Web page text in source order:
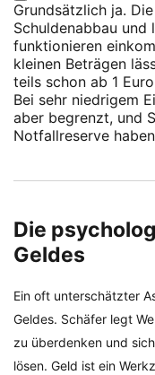
Grundsätzlich ja.
Schuldenabbau
funktionieren
kleinen Beträgen
teils schon ab 1
Bei sehr niedrigem
aber begrenzt, und
Notfallreserve
Die
Geldes
Ein oft unterschätzter
Geldes. Schäfer legt
zu überdenken und
lösen. Geld ist ein